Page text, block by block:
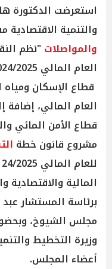
استعرضت الدكتورة
والتنمية
والمواصلات"نظم
قطاع الإسكان
العام المالي،
قطاع الأمن المائي
مشروع قانون خطة
المالية
برئاسة المستشار
مجلس الشيوخ،
وزيرة التخطيط
أعضاء المجلس.